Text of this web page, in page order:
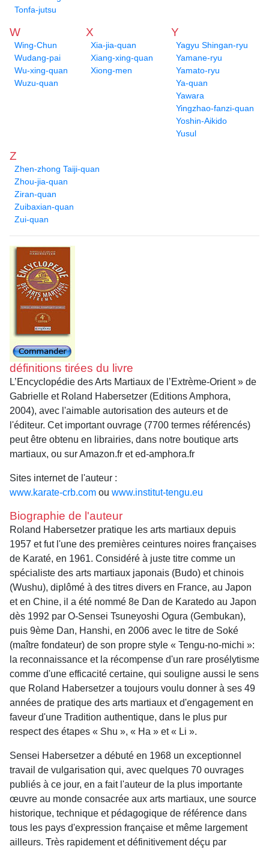
Tonfa-jutsu
W
Wing-Chun
Wudang-pai
Wu-xing-quan
Wuzu-quan
X
Xia-jia-quan
Xiang-xing-quan
Xiong-men
Y
Yagyu Shingan-ryu
Yamane-ryu
Yamato-ryu
Ya-quan
Yawara
Yingzhao-fanzi-quan
Yoshin-Aikido
Yusul
Z
Zhen-zhong Taiji-quan
Zhou-jia-quan
Ziran-quan
Zuibaxian-quan
Zui-quan
définitions tirées du livre
L’Encyclopédie des Arts Martiaux de l’Extrème-Orient » de
Gabrielle et Roland Habersetzer (Editions Amphora,
2004), avec l'aimable autorisation des auteurs et de
l'éditeur. Cet important ouvrage (7700 termes référencés)
peut être obtenu en librairies, dans notre boutique arts
martiaux, ou sur Amazon.fr et ed-amphora.fr
Sites internet de l'auteur :
www.karate-crb.com ou www.institut-tengu.eu
Biographie de l'auteur
Roland Habersetzer pratique les arts martiaux depuis
1957 et fut l'une des premières ceintures noires françaises
de Karaté, en 1961. Considéré à juste titre comme un
spécialiste des arts martiaux japonais (Budo) et chinois
(Wushu), diplômé à des titres divers en France, au Japon
et en Chine, il a été nommé 8e Dan de Karatedo au Japon
dès 1992 par O-Sensei Tsuneyoshi Ogura (Gembukan),
puis 9ème Dan, Hanshi, en 2006 avec le titre de Soké
(maître fondateur) de son propre style « Tengu-no-michi »:
la reconnaissance et la récompense d'un rare prosélytisme
comme d'une efficacité certaine, qui souligne aussi le sens
que Roland Habersetzer a toujours voulu donner à ses 49
années de pratique des arts martiaux et d'engagement en
faveur d'une Tradition authentique, dans le plus pur
respect des étapes « Shu », « Ha » et « Li ».
Sensei Habersetzer a débuté en 1968 un exceptionnel
travail de vulgarisation qui, avec quelques 70 ouvrages
publiés à ce jour, en a fait l'auteur de la plus importante
œuvre au monde consacrée aux arts martiaux, une source
historique, technique et pédagogique de référence dans
tous les pays d'expression française et même largement
ailleurs. Très rapidement et définitivement déçu par